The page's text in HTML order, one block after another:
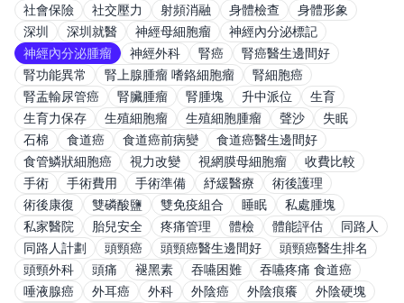
社會保險
社交壓力 射頻消融 身體檢查
身體形象
深圳
深圳就醫 神經母細胞瘤
神經內分泌標記
神經內分泌腫瘤
神經外科 腎癌
腎癌醫生邊間好
腎功能異常
腎上腺腫瘤 嗜鉻細胞瘤
腎細胞癌
腎盂輸尿管癌
腎臟腫瘤 腎腫塊 升中派位
生育
生育力保存
生殖細胞瘤 生殖細胞腫瘤 聲沙
失眠
石棉
食道癌 食道癌前病變
食道癌醫生邊間好
食管鱗狀細胞癌
視力改變 視網膜母細胞瘤
收費比較
手術
手術費用 手術準備 紓緩醫療
術後護理
術後康復
雙磷酸鹽 雙免疫組合 睡眠
私處腫塊
私家醫院
胎兒安全 疼痛管理 體檢 體能評估
同路人
同路人計劃
頭頸癌 頭頸癌醫生邊間好
頭頸癌醫生排名
頭頸外科
頭痛 褪黑素 吞嚥困難
吞嚥疼痛 食道癌
唾液腺癌
外耳癌 外科 外陰癌 外陰痕癢
外陰硬塊